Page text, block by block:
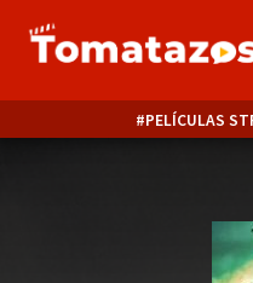
PELÍCULAS